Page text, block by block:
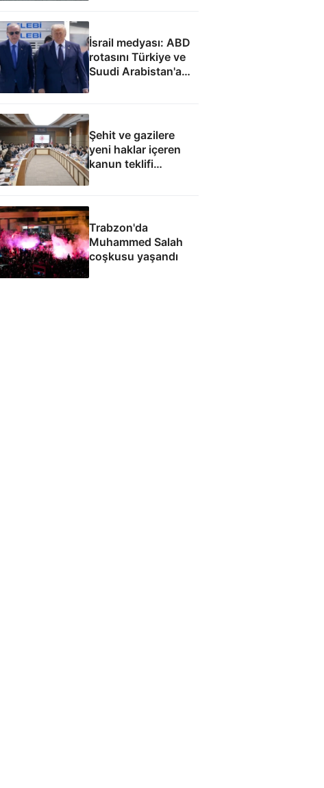
İsrail medyası: ABD
rotasını Türkiye ve
Suudi Arabistan'a
çevirdi
Şehit ve gazilere
yeni haklar içeren
kanun teklifi
komisyondan geçti
Trabzon'da
Muhammed Salah
coşkusu yaşandı